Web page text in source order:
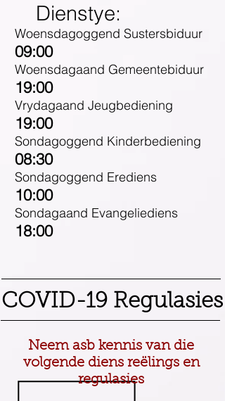
Dienstye:
Woensdagoggend Sustersbiduur
09:00
Woensdagaand Gemeentebiduur
19:00
Vrydagaand Jeugbediening
19:00
Sondagoggend Kinderbediening
08:30
Sondagoggend Erediens
10:00
Sondagaand Evangeliediens
18:00
COVID-19 Regulasies
Neem asb kennis van die
volgende diens reëlings en
regulasies